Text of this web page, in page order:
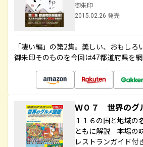
御朱印
2015.02.26 発売
「凄い編」の第2集。美しい、おもしろ
御朱印そのものを今回は47都道府県を網
Ｗ０７ 世界のグ
１１６の国と地域の
ともに解説 本場の
レストランガイド付